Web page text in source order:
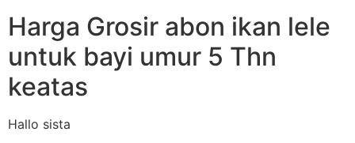
Harga Grosir abon ikan lele
untuk bayi umur 5 Thn
keatas
Hallo sista